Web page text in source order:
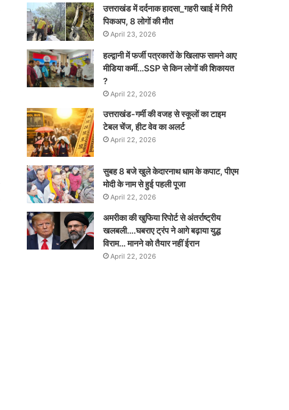
उत्तराखंड में दर्दनाक हादसा_गहरी खाई में गिरी
पिकअप, 8 लोगों की मौत
April 23, 2026
हल्द्वानी में फर्जी पत्रकारों के खिलाफ सामने आए
मीडिया कर्मी…SSP से किन लोगों की शिकायत
?
April 22, 2026
उत्तराखंड-गर्मी की वजह से स्कूलों का टाइम
टेबल चेंज, हीट वेव का अलर्ट
April 22, 2026
सुबह 8 बजे खुले केदारनाथ धाम के कपाट, पीएम
मोदी के नाम से हुई पहली पूजा
April 22, 2026
अमरीका की खुफिया रिपोर्ट से अंतर्राष्ट्रीय
खलबली….घबराए ट्रंप ने आगे बढ़ाया युद्ध
विराम… मानने को तैयार नहीं ईरान
April 22, 2026